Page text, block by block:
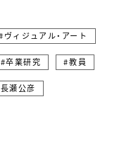
ヴィジュアル・アート
卒業研究 教員
長瀬公彦